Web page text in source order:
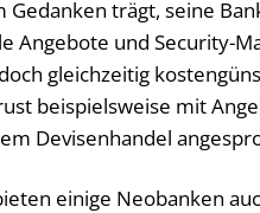
Gedanken trägt, seine
Angebote und Security-
gleichzeitig
beispielsweise mit
Devisenhandel
einige Neobanken